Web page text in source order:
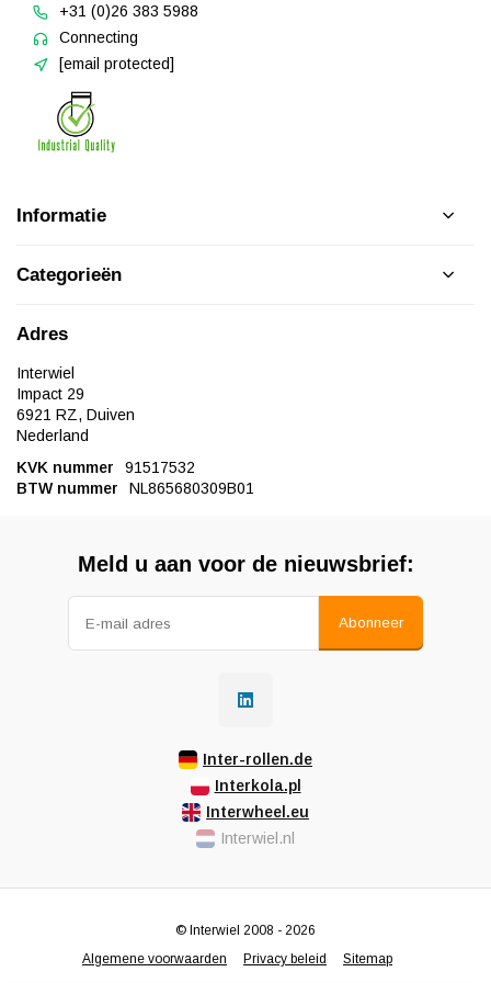
+31 (0)26 383 5988
Connecting
[email protected]
Informatie
Categorieën
Adres
Interwiel
Impact 29
6921 RZ, Duiven
Nederland
KVK nummer
91517532
BTW nummer
NL865680309B01
Meld u aan voor de nieuwsbrief:
Abonneer
Inter-rollen.de
Interkola.pl
Interwheel.eu
Interwiel.nl
Algemene voorwaarden Privacy beleid Sitemap
© Interwiel 2008 - 2026